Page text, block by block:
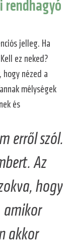
rendhagyó
jelleg. Ha
ez neked?
hogy nézed a
mélységek
és
erről szól.
Az
hogy
amikor
akkor